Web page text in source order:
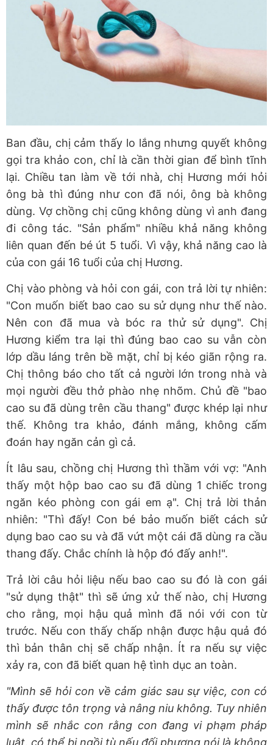
Ban đầu, chị cảm thấy lo lắng nhưng quyết không
gọi tra khảo con, chỉ là cần thời gian để bình tĩnh
lại. Chiều tan làm về tới nhà, chị Hương mới hỏi
ông bà thì đúng như con đã nói, ông bà không
dùng. Vợ chồng chị cũng không dùng vì anh đang
đi công tác. "Sản phẩm" nhiều khả năng không
liên quan đến bé út 5 tuổi. Vì vậy, khả năng cao là
của con gái 16 tuổi của chị Hương.
Chị vào phòng và hỏi con gái, con trả lời tự nhiên:
"Con muốn biết bao cao su sử dụng như thế nào.
Nên con đã mua và bóc ra thử sử dụng". Chị
Hương kiểm tra lại thì đúng bao cao su vẫn còn
lớp dầu láng trên bề mặt, chỉ bị kéo giãn rộng ra.
Chị thông báo cho tất cả người lớn trong nhà và
mọi người đều thở phào nhẹ nhõm. Chủ đề "bao
cao su đã dùng trên cầu thang" được khép lại như
thế. Không tra khảo, đánh mắng, không cấm
đoán hay ngăn cản gì cả.
Ít lâu sau, chồng chị Hương thì thầm với vợ: "Anh
thấy một hộp bao cao su đã dùng 1 chiếc trong
ngăn kéo phòng con gái em ạ". Chị trả lời thản
nhiên: "Thì đấy! Con bé bảo muốn biết cách sử
dụng bao cao su và đã vứt một cái đã dùng ra cầu
thang đấy. Chắc chính là hộp đó đấy anh!".
Trả lời câu hỏi liệu nếu bao cao su đó là con gái
"sử dụng thật" thì sẽ ứng xử thế nào, chị Hương
cho rằng, mọi hậu quả mình đã nói với con từ
trước. Nếu con thấy chấp nhận được hậu quả đó
thì bản thân chị sẽ chấp nhận. Ít ra nếu sự việc
xảy ra, con đã biết quan hệ tình dục an toàn.
"Mình sẽ hỏi con về cảm giác sau sự việc, con có
thấy được tôn trọng và nâng niu không. Tuy nhiên
mình sẽ nhắc con rằng con đang vi phạm pháp
luật, có thể bị ngồi tù nếu đối phương nói là không